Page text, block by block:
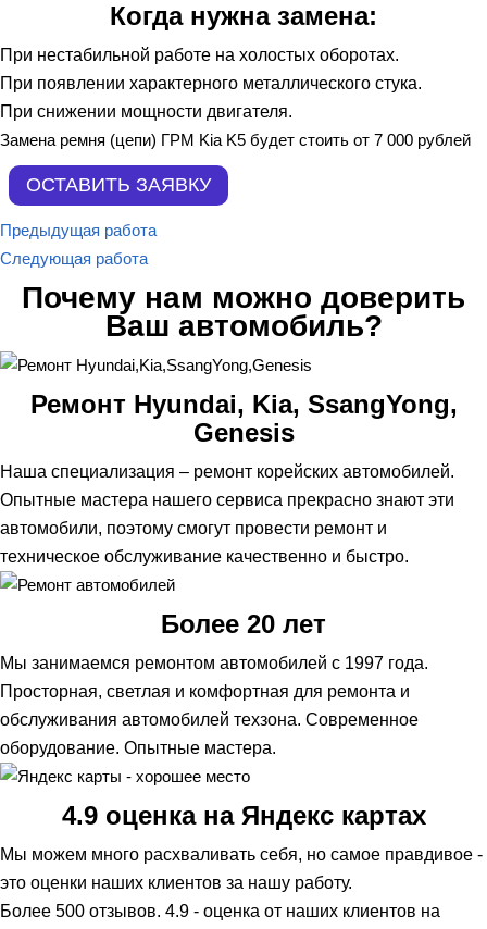
Когда нужна замена:
При нестабильной работе на холостых оборотах.
При появлении характерного металлического стука.
При снижении мощности двигателя.
Замена ремня (цепи) ГРМ Kia K5 будет стоить от 7 000 рублей
Предыдущая работа
Следующая работа
Почему нам можно доверить
Ваш автомобиль?
Ремонт Hyundai, Kia, SsangYong,
Genesis
Наша специализация – ремонт корейских автомобилей.
Опытные мастера нашего сервиса прекрасно знают эти
автомобили, поэтому смогут провести ремонт и
техническое обслуживание качественно и быстро.
Более 20 лет
Мы занимаемся ремонтом автомобилей с 1997 года.
Просторная, светлая и комфортная для ремонта и
обслуживания автомобилей техзона. Современное
оборудование. Опытные мастера.
4.9 оценка на Яндекс картах
Мы можем много расхваливать себя, но самое правдивое -
это оценки наших клиентов за нашу работу.
Более 500 отзывов. 4.9 - оценка от наших клиентов на